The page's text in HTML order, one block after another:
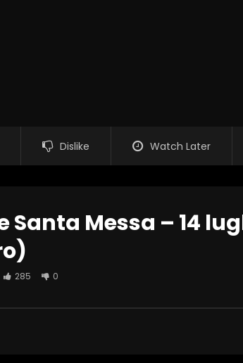
Dislike Watch Later
Santa Messa – 14
285 0